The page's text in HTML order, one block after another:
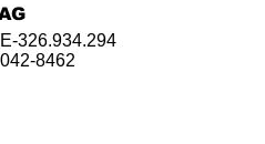
326.934.294
8462